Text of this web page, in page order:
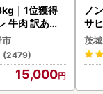
｜1位獲得
牛肉 訳あり
市
(2479)
15,000
ノ
サ
本
守
茨